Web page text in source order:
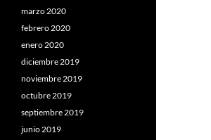
marzo 2020
febrero 2020
enero 2020
diciembre 2019
noviembre 2019
octubre 2019
septiembre 2019
junio 2019